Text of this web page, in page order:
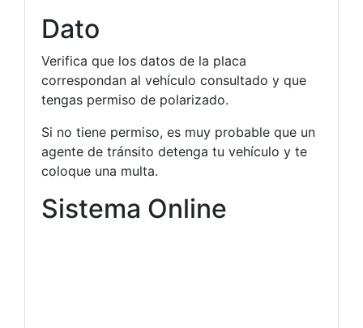
Dato
Verifica que los datos de la placa
correspondan al vehículo consultado y que
tengas permiso de polarizado.
Si no tiene permiso, es muy probable que un
agente de tránsito detenga tu vehículo y te
coloque una multa.
Sistema Online